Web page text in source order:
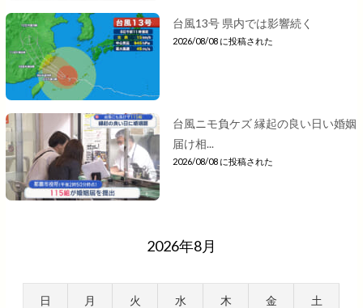
台風13号 県内では影響続く
2026/08/08 に投稿された
台風ニモ負ケズ 縁起の良い日い婚姻
届け相...
2026/08/08 に投稿された
2026年8月
日 月 火 水 木 金 土